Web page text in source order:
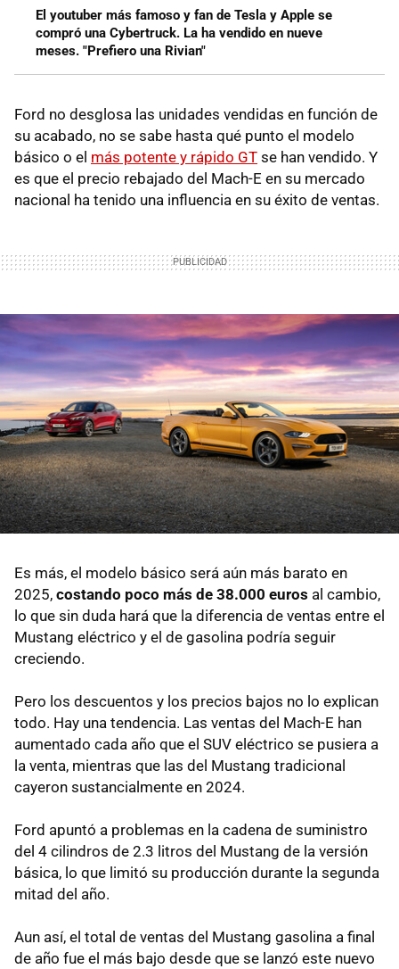
El youtuber más famoso y fan de Tesla y Apple se
compró una Cybertruck. La ha vendido en nueve
meses. "Prefiero una Rivian"
Ford no desglosa las unidades vendidas en función de
su acabado, no se sabe hasta qué punto el modelo
básico o el más potente y rápido GT se han vendido. Y
es que el precio rebajado del Mach-E en su mercado
nacional ha tenido una influencia en su éxito de ventas.
Es más, el modelo básico será aún más barato en
2025, costando poco más de 38.000 euros al cambio,
lo que sin duda hará que la diferencia de ventas entre el
Mustang eléctrico y el de gasolina podría seguir
creciendo.
Pero los descuentos y los precios bajos no lo explican
todo. Hay una tendencia. Las ventas del Mach-E han
aumentado cada año que el SUV eléctrico se pusiera a
la venta, mientras que las del Mustang tradicional
cayeron sustancialmente en 2024.
Ford apuntó a problemas en la cadena de suministro
del 4 cilindros de 2.3 litros del Mustang de la versión
básica, lo que limitó su producción durante la segunda
mitad del año.
Aun así, el total de ventas del Mustang gasolina a final
de año fue el más bajo desde que se lanzó este nuevo